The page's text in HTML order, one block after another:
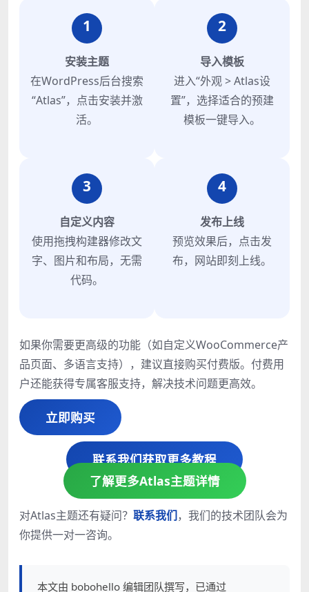
1
安装主题
在WordPress后台搜索
“Atlas”，点击安装并激
活。
2
导入模板
进入“外观 > Atlas设
置”，选择适合的预建
模板一键导入。
3
自定义内容
使用拖拽构建器修改文
字、图片和布局，无需
代码。
4
发布上线
预览效果后，点击发
布，网站即刻上线。
如果你需要更高级的功能（如自定义WooCommerce产
品页面、多语言支持），建议直接购买付费版。付费用
户还能获得专属客服支持，解决技术问题更高效。
立即购买
联系我们获取更多教程
了解更多Atlas主题详情
对Atlas主题还有疑问？ 联系我们，我们的技术团队会为
你提供一对一咨询。
本文由 bobohello 编辑团队撰写，已通过